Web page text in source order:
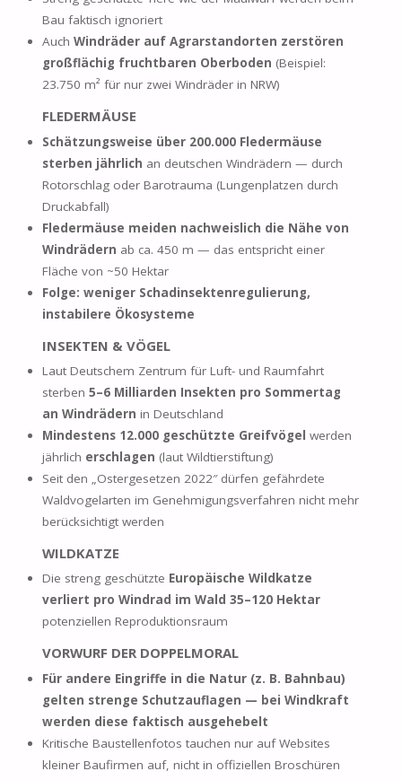
Bau faktisch ignoriert
AuchWindräder auf Agrarstandorten zerstören
großflächig fruchtbaren Oberboden (Beispiel:
23.750 m² für nur zwei Windräder in NRW)
FLEDERMÄUSE
Schätzungsweise über 200.000 Fledermäuse
sterben jährlich an deutschen Windrädern — durch
Rotorschlag oder Barotrauma (Lungenplatzen durch
Druckabfall)
Fledermäuse meiden nachweislich die Nähe von
Windrädern ab ca. 450 m — das entspricht einer
Fläche von ~50 Hektar
Folge: weniger Schadinsektenregulierung,
instabilere Ökosysteme
INSEKTEN & VÖGEL
Laut Deutschem Zentrum für Luft- und Raumfahrt
sterben5–6 Milliarden Insekten pro Sommertag
an Windrädernin Deutschland
Mindestens 12.000 geschützte Greifvögel werden
jährlich erschlagen (laut Wildtierstiftung)
Seit den „Ostergesetzen 2022″ dürfen gefährdete
Waldvogelarten im Genehmigungsverfahren nicht mehr
berücksichtigt werden
WILDKATZE
Die streng geschützte Europäische Wildkatze
verliert pro Windrad im Wald 35–120 Hektar
potenziellen Reproduktionsraum
VORWURF DER DOPPELMORAL
Für andere Eingriffe in die Natur (z. B. Bahnbau)
gelten strenge Schutzauflagen — bei Windkraft
werden diese faktisch ausgehebelt
Kritische Baustellenfotos tauchen nur auf Websites
kleiner Baufirmen auf, nicht in offiziellen Broschüren